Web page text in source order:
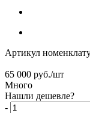
Артикул
65 000 руб./шт
Много
Нашли дешевле?
-